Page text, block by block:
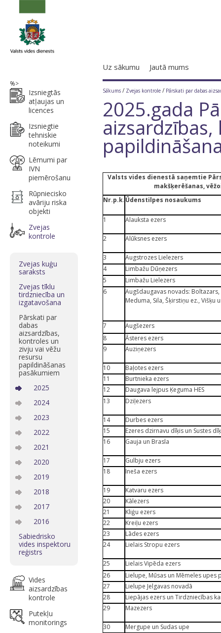
Uz sākumu Jautā mums
%>
Izsniegtās
atļaujas un
licences
Izsniegtie
tehniskie
noteikumi
Lēmumi par
IVN
piemērošanu
Rūpniecisko
avāriju riska
objekti
Zvejas
kontrole
Zvejas kuģu
saraksts
Zvejas tīklu
tirdzniecība un
izgatavošana
Pārskati par
dabas
aizsardzības,
kontroles un
zivju vai vēžu
resursu
papildināšanas
pasākumiem
2025
2024
2023
2022
2021
2020
2019
2018
2017
2016
Sabiedrisko
vides inspektoru
reģistrs
Vides
aizsardzības
kontrole
Putekļu
monitorings
Sākums / Zvejas kontrole / Pārskati par dabas
2025.gada
Valsts vides dienestā saņemtie
makšķerēšanas,
Nr.p.k. Ūdenstilpes nosaukums
1 Alauksta ezers
2 Alūksnes ezers
3
Augstrozes Lielezers
4
Limbažu Dūņezers
5
Limbažu Lielezers
6
Augšdaugavas novads: Boltazars,
Meduma, Sila, Šķirstiņu ez.,
7
Augšezers
8
Āsteres ezers
9
Auziņezers
10
Baļotes ezers
11
Burtnieka ezers
12
Daugava lejpus Ķeguma HES
13
Dziļezers
14
Durbes ezers
15
Ezeres dzirnavu dīķis un Sustes
16
Gauja un Brasla
17
Gulbju ezers
18
Ineša ezers
19
Katvaru ezers
20
Kālezers
21
Kliģu ezers
22
Kreiļu ezers
23
Lādes ezers
24
Lielais Stropu ezers
25
Lielais Vipēda ezers
26
Lielupe, Mūsas un Mēmeles upes
27
Lielupe Jelgavas novadā
28
Liepājas ezers un Tirdzniecības
29
Mazezers
30
Mergupe un Sudas upe